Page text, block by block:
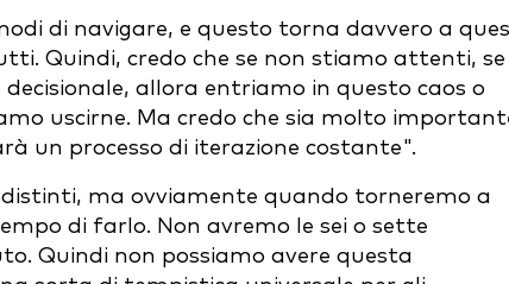
di navigare, e questo torna davvero a
Quindi, credo che se non stiamo attenti, se
allora entriamo in questo caos o
uscirne. Ma credo che sia molto
un processo di iterazione costante".
ma ovviamente quando torneremo a
di farlo. Non avremo le sei o sette
Quindi non possiamo avere questa